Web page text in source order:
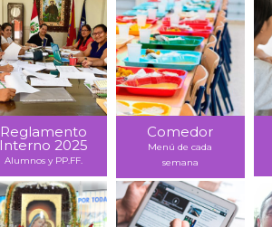
Reglamento
Interno 2025
Alumnos y PP.FF.
Comedor
Menú de cada
semana